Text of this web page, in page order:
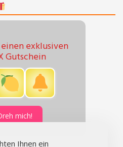
exklusiven
Gutschein
mich!
Ihnen ein